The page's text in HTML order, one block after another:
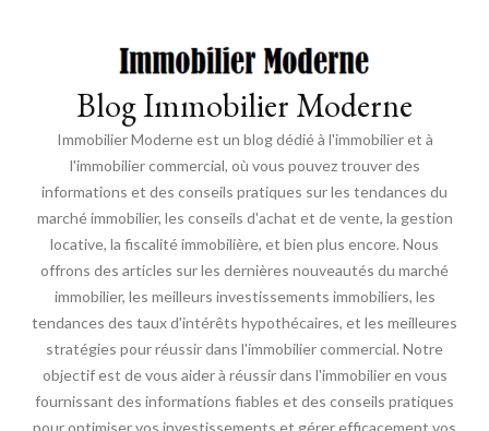
Blog Immobilier Moderne
Immobilier Moderne est un blog dédié à l'immobilier et à
l'immobilier commercial, où vous pouvez trouver des
informations et des conseils pratiques sur les tendances du
marché immobilier, les conseils d'achat et de vente, la gestion
locative, la fiscalité immobilière, et bien plus encore. Nous
offrons des articles sur les dernières nouveautés du marché
immobilier, les meilleurs investissements immobiliers, les
tendances des taux d'intérêts hypothécaires, et les meilleures
stratégies pour réussir dans l'immobilier commercial. Notre
objectif est de vous aider à réussir dans l'immobilier en vous
fournissant des informations fiables et des conseils pratiques
pour optimiser vos investissements et gérer efficacement vos